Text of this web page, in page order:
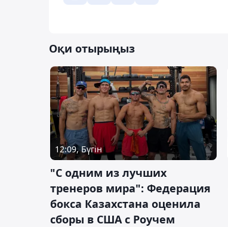
Оқи отырыңыз
12:09, Бүгін
"С одним из лучших
тренеров мира": Федерация
бокса Казахстана оценила
сборы в США с Роучем